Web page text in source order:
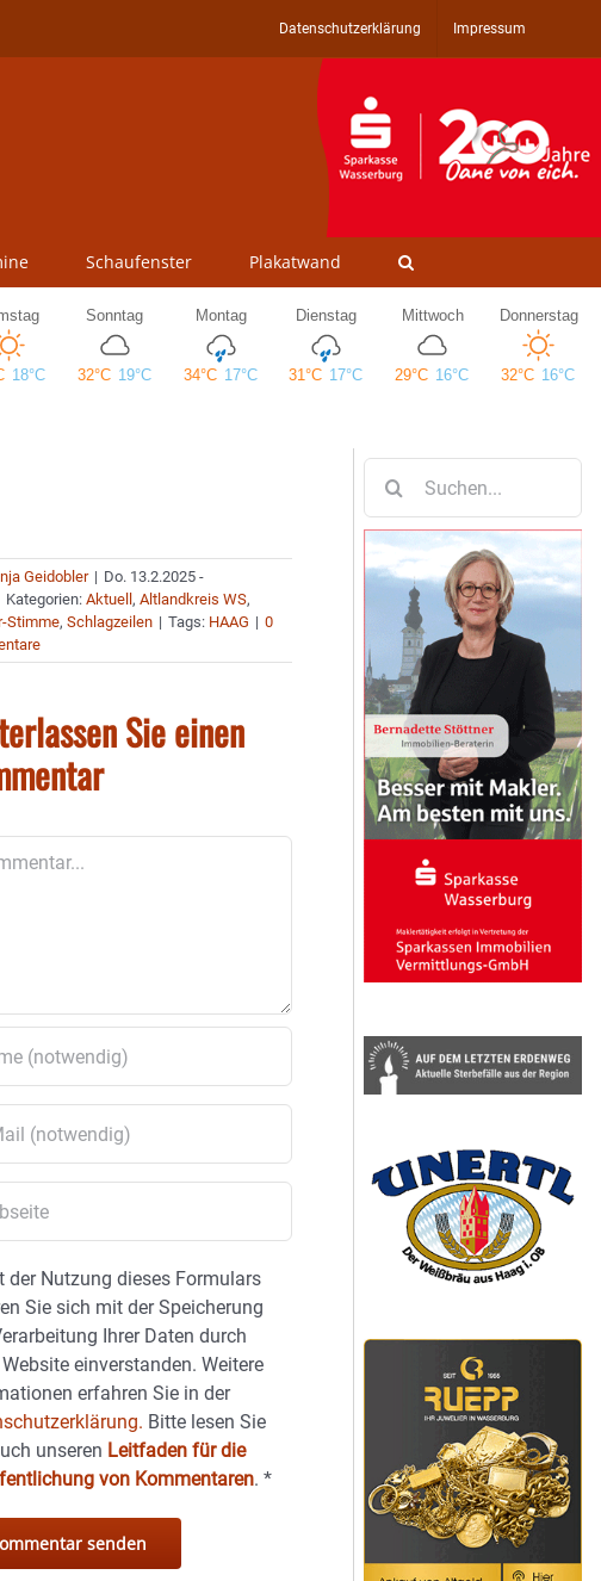
Datenschutzerklärung Impressum
Schaufenster Plakatwand
Geidobler | Do. 13.2.2025 -
Kategorien:Aktuell,Altlandkreis WS,
Stimme,Schlagzeilen | Tags: HAAG | 0
Sie einen
der Nutzung dieses Formulars
Sie sich mit der Speicherung
Ihrer Daten durch
einverstanden. Weitere
erfahren Sie in der
Bitte lesen Sie
unseren Leitfaden für die
von Kommentaren.*
nach: